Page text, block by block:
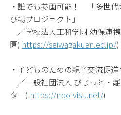
・誰でも参画可能！ 「多世
び場プロジェクト」
／学校法人正和学園 幼保連
園( https://seiwagakuen.ed.jp/)
・子どものための親子交流促進
／一般社団法人 びじっと・
ター( https://npo-visit.net/)